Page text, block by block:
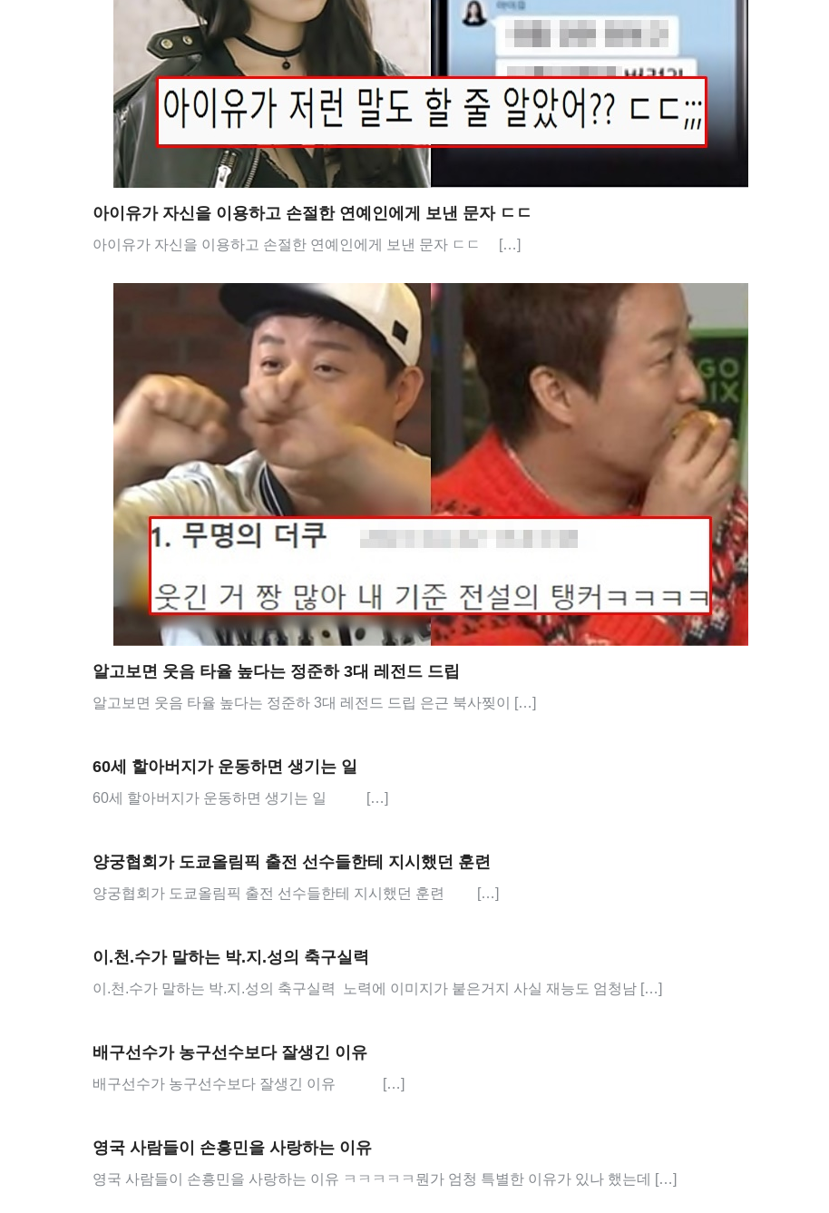
아이유가 자신을 이용하고 손절한 연예인에게 보낸 문자 ㄷㄷ
아이유가 자신을 이용하고 손절한 연예인에게 보낸 문자 ㄷㄷ […]
알고보면 웃음 타율 높다는 정준하 3대 레전드 드립
알고보면 웃음 타율 높다는 정준하 3대 레전드 드립 은근 북사찢이 […]
60세 할아버지가 운동하면 생기는 일
60세 할아버지가 운동하면 생기는 일 […]
양궁협회가 도쿄올림픽 출전 선수들한테 지시했던 훈련
양궁협회가 도쿄올림픽 출전 선수들한테 지시했던 훈련 […]
이.천.수가 말하는 박.지.성의 축구실력
이.천.수가 말하는 박.지.성의 축구실력 노력에 이미지가 붙은거지 사실 재능도 엄청남 […]
배구선수가 농구선수보다 잘생긴 이유
배구선수가 농구선수보다 잘생긴 이유 […]
영국 사람들이 손흥민을 사랑하는 이유
영국 사람들이 손흥민을 사랑하는 이유 ㅋㅋㅋㅋㅋ뭔가 엄청 특별한 이유가 있나 했는데 […]